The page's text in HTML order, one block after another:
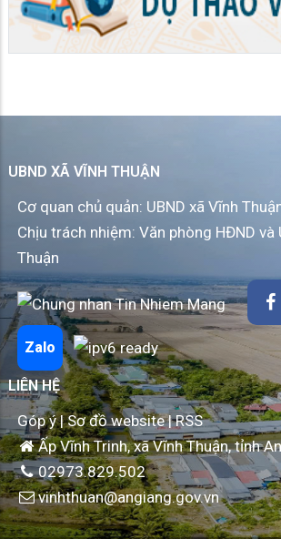
UBND XÃ VĨNH THUẬN
Cơ quan chủ quản: UBND xã Vĩnh
Chịu trách nhiệm: Văn phòng HĐND và
Thuận
Zalo
LIÊN HỆ
Góp ý|Sơ đồ website|RSS
Ấp Vĩnh Trinh, xã Vĩnh Thuận, tỉnh
02973.829.502
vinhthuan@angiang.gov.vn